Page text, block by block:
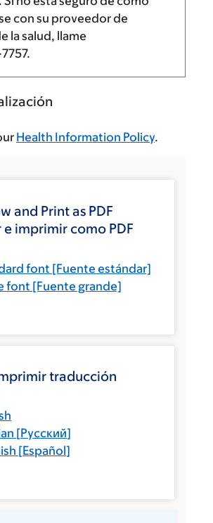
con su proveedor de
la salud, llame
.
Health Information Policy.
and Print as PDF
e imprimir como PDF
font [Fuente estándar]
font [Fuente grande]
traducción
[Русский]
[Español]